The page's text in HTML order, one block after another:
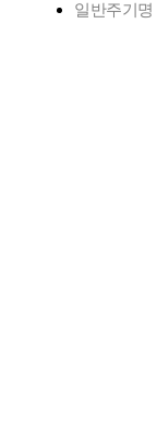
일반주기명